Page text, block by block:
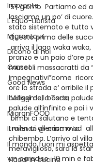
Impronte
L'Equo-Librista
Migrantour
Dicono di noi
Carnet
Good News
I Viaggi della Tarta
MigranFOOD
Il mondo @ casa mia
Il mondo fuori mi aspetta
Viaggi in cucina
5° giorno  Partiamo ed anke qui ci
lasciamo un po’ di
stato sistemato e tutto
Questo prima delle
arriva il lago waka waka,
pranzo e un paio d’ore
muscoli massacratti da
impegnativi”come
ore la strada e’ orribile il
bellissimo,  bosco,
palude all’infinito e poi i
bimbi ci salutano e
trailer ci alleniamo ad
chibemba. L’arrivo al
meraviglioso, sara la
un paradiso . 10 min e